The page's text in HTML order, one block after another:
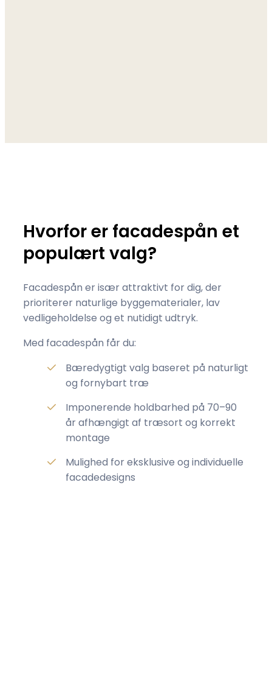
Hvorfor er facadespån et
populært valg?
Facadespån er især attraktivt for dig, der
prioriterer naturlige byggematerialer, lav
vedligeholdelse og et nutidigt udtryk.
Med facadespån får du:
Bæredygtigt valg baseret på naturligt
og fornybart træ
Imponerende holdbarhed på 70–90
år afhængigt af træsort og korrekt
montage
Mulighed for eksklusive og individuelle
facadedesigns